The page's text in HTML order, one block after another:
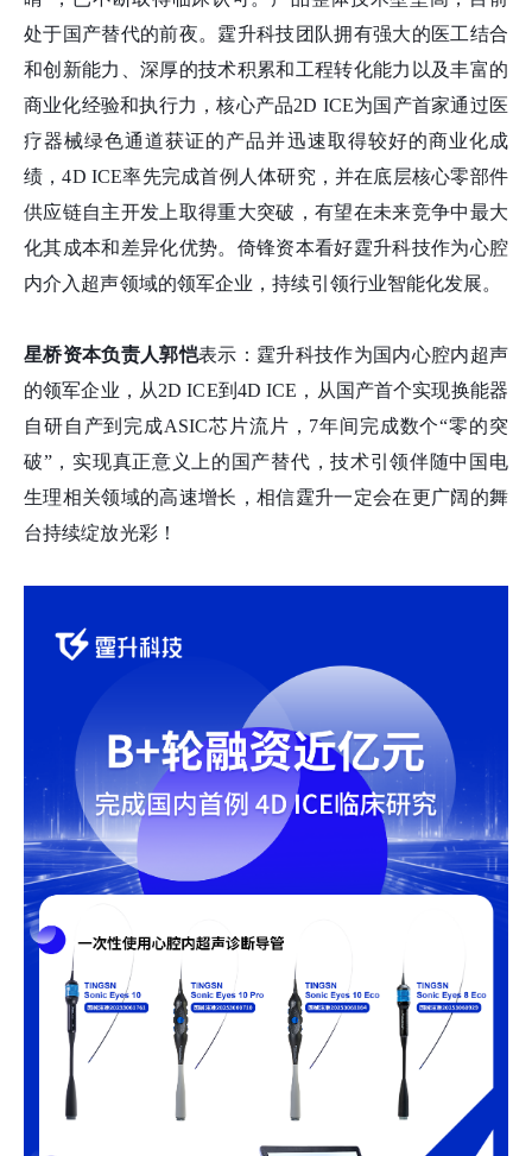
处于国产替代的前夜。霆升科技团队拥有强大的医工结合
和创新能力、深厚的技术积累和工程转化能力以及丰富的
商业化经验和执行力，核心产品2D ICE为国产首家通过医
疗器械绿色通道获证的产品并迅速取得较好的商业化成
绩，4D ICE率先完成首例人体研究，并在底层核心零部件
供应链自主开发上取得重大突破，有望在未来竞争中最大
化其成本和差异化优势。倚锋资本看好霆升科技作为心腔
内介入超声领域的领军企业，持续引领行业智能化发展。
星桥资本负责人郭恺表示：霆升科技作为国内心腔内超声
的领军企业，从2D ICE到4D ICE，从国产首个实现换能器
自研自产到完成ASIC芯片流片，7年间完成数个“零的突
破”，实现真正意义上的国产替代，技术引领伴随中国电
生理相关领域的高速增长，相信霆升一定会在更广阔的舞
台持续绽放光彩！